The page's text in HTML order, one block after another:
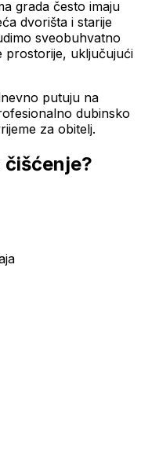
grada često imaju
dvorišta i starije
sveobuhvatno
prostorije, uključujući
putuju na
dubinsko
za obitelj.
čišćenje?